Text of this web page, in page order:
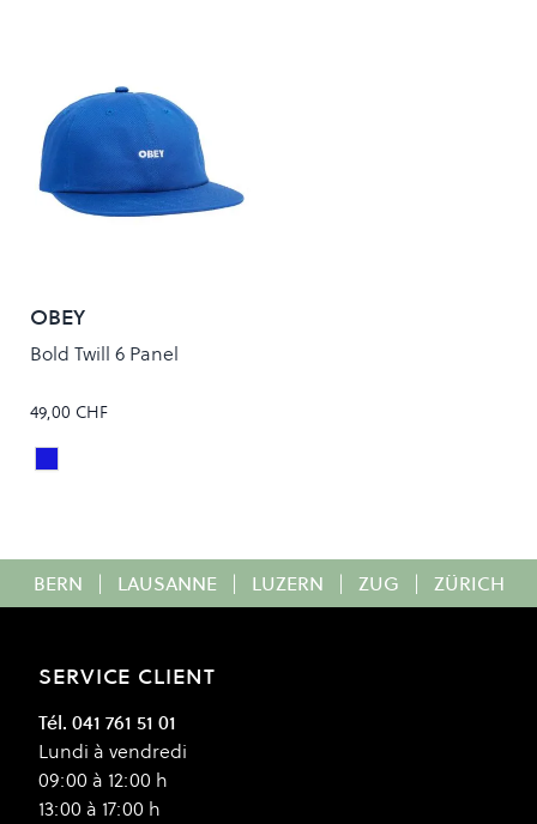
OBEY
Bold Twill 6 Panel
49,00 CHF
Colour
SURF BLUE
BERN | LAUSANNE | LUZERN | ZUG | ZÜRICH
SERVICE CLIENT
Tél. 041 761 51 01
Lundi à vendredi
09:00 à 12:00 h
13:00 à 17:00 h